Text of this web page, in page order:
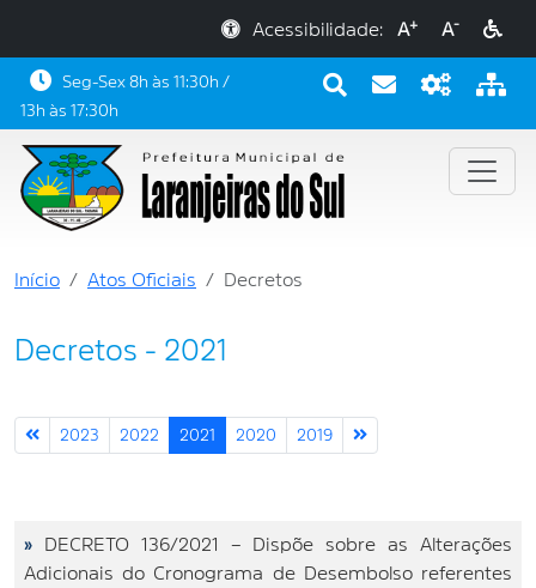
Acessibilidade: A+ A-
Seg-Sex 8h às 11:30h /
13h às 17:30h
Início Atos Oficiais Decretos
Decretos - 2021
2023 2022 2021 2020 2019
»
DECRETO 136/2021 – Dispõe sobre as Alterações
Adicionais do Cronograma de Desembolso referentes